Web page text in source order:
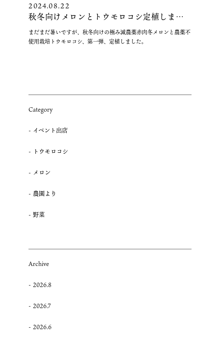
2024.08.22
秋冬向けメロンとトウモロコシ定植しまし
た。
まだまだ暑いですが、秋冬向けの極み減農薬赤肉冬メロンと農薬不
使用栽培トウモロコシ、第一弾、定植しました。
Category
イベント出店
トウモロコシ
メロン
農園より
野菜
Archive
2026.8
2026.7
2026.6